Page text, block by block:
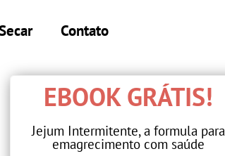
Contato
EBOOK GRÁTIS!​
Jejum Intermitente, a formula para
emagrecimento com saúde​